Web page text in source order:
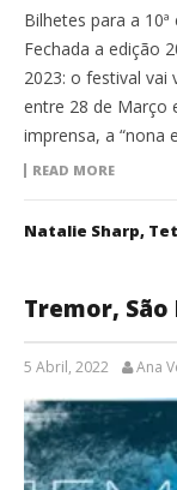
Bilhetes para a
Fechada a edição
2023: o festival vai
entre 28 de Março
imprensa, a “nona
READ MORE
Natalie Sharp,
Tremor,
5 Abril, 2022 Ana